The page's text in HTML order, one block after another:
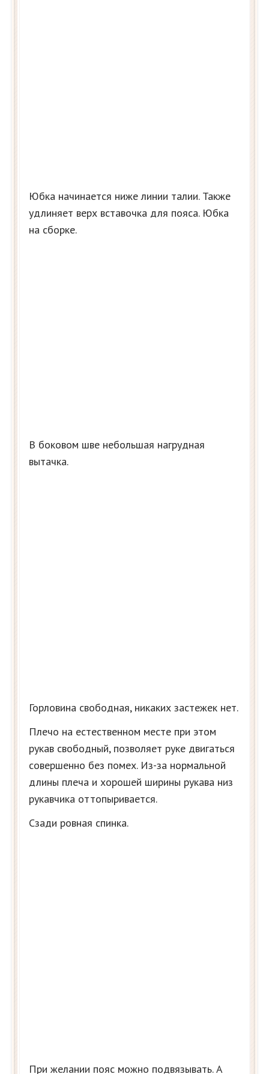
Юбка начинается ниже линии талии. Также
удлиняет верх вставочка для пояса. Юбка
на сборке.
В боковом шве небольшая нагрудная
вытачка.
Горловина свободная, никаких застежек нет.
Плечо на естественном месте при этом
рукав свободный, позволяет руке двигаться
совершенно без помех. Из-за нормальной
длины плеча и хорошей ширины рукава низ
рукавчика оттопыривается.
Сзади ровная спинка.
При желании пояс можно подвязывать. А